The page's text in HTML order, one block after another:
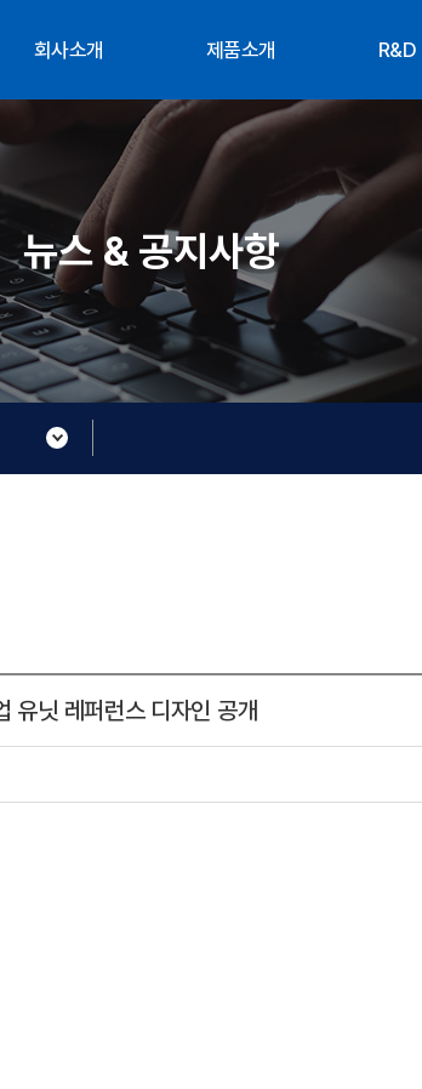
회사소개
부서소개
찾아오시는 길
About XTG
제품소개
공급사
R&D
연구
뉴스 & 공지사항
유닛 레퍼런스 디자인 공개